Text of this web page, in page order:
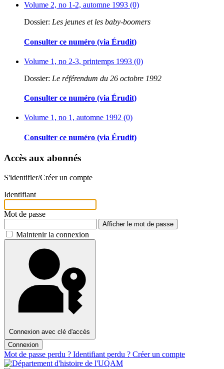
Volume 2, no 1-2, automne 1993 (0)
Dossier: Les jeunes et les baby-boomers
Consulter ce numéro (via Érudit)
Volume 1, no 2-3, printemps 1993 (0)
Dossier: Le référendum du 26 octobre 1992
Consulter ce numéro (via Érudit)
Volume 1, no 1, automne 1992 (0)
Consulter ce numéro (via Érudit)
Accès aux abonnés
S'identifier/Créer un compte
Identifiant
Mot de passe
Afficher le mot de passe
Maintenir la connexion
Connexion avec clé d'accès
Connexion
Mot de passe perdu ? Identifiant perdu ? Créer un compte